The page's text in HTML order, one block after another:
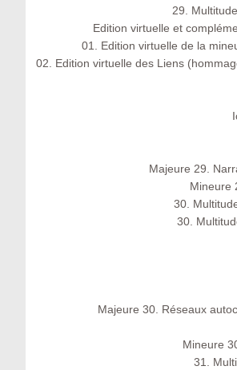
29.
Edition virtuelle et
01. Edition virtuelle de la
02. Edition virtuelle des Liens
Majeure 29.
Mineure
30.
30.
Majeure 30. Réseaux
Mineure
31.